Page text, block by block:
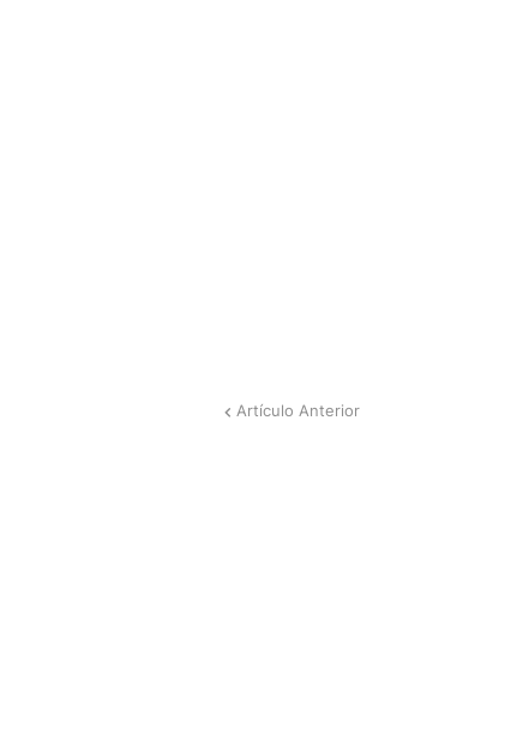
Artículo Anterior